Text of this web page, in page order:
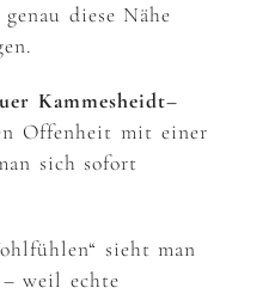
diese Nähe
Kammesheidt–
Offenheit mit einer
sich sofort
sieht man
weil echte